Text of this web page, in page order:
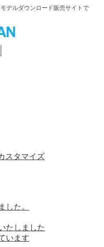
デルダウンロード販売サイトで
スタマイズ
した。
たしました
います